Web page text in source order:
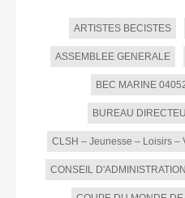
ARTISTES BECISTES
ASSEMBLEE GENERALE
BEC MARINE
BUREAU
CLSH – Jeunesse – Loisirs –
CONSEIL D'ADMINISTRATION